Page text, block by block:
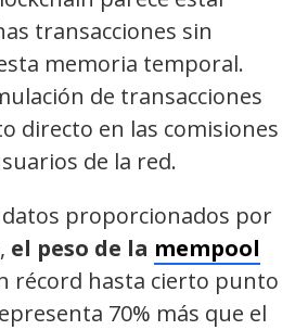
transacciones sin
memoria temporal.
de transacciones
directo en las comisiones
de la red.
datos proporcionados por
el peso de la mempool
récord hasta cierto punto
70% más que el